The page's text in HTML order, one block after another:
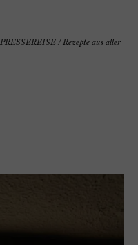
PRESSEREISE / Rezepte aus aller